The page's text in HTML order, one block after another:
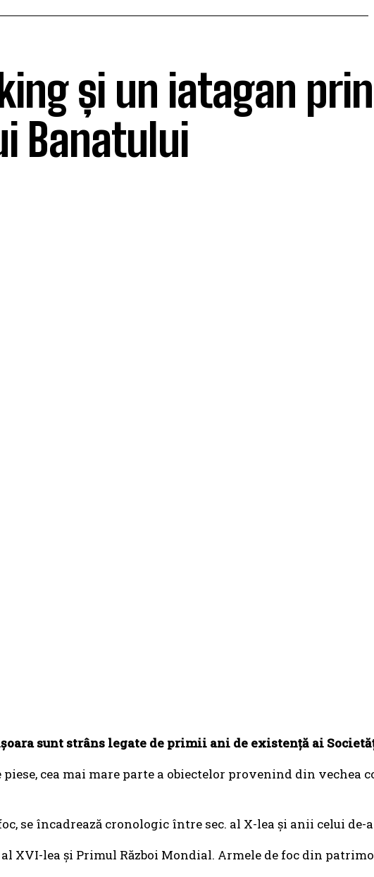
și un iatagan
Banatului
sunt strâns legate de primii ani de existenţă ai
cea mai mare parte a obiectelor provenind din
se încadrează cronologic între sec. al X-lea şi anii celui
XVI-lea şi Primul Război Mondial. Armele de foc din